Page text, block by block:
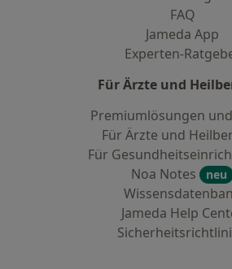
FAQ
Jameda App
Experten-
Für Ärzte und
Premiumlösungen
Für Ärzte und
Für
Noa Notes
neu
Jameda Help